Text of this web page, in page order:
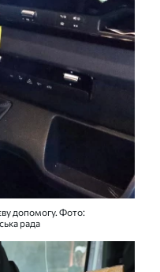
допомогу. Фото:
рада